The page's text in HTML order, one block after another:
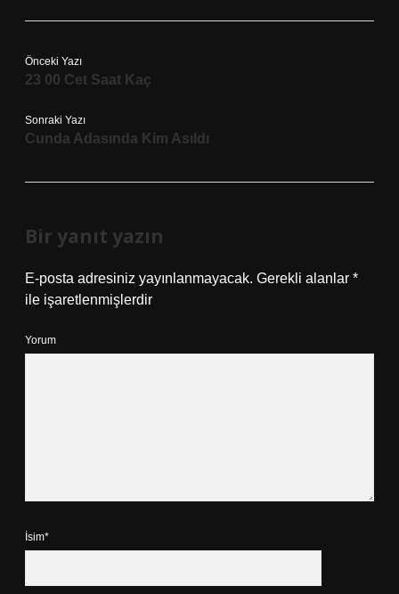
Önceki Yazı
23 00 Cet Saat Kaç
Sonraki Yazı
Cunda Adasında Kim Asıldı
Bir yanıt yazın
E-posta adresiniz yayınlanmayacak. Gerekli alanlar *
ile işaretlenmişlerdir
Yorum
İsim*